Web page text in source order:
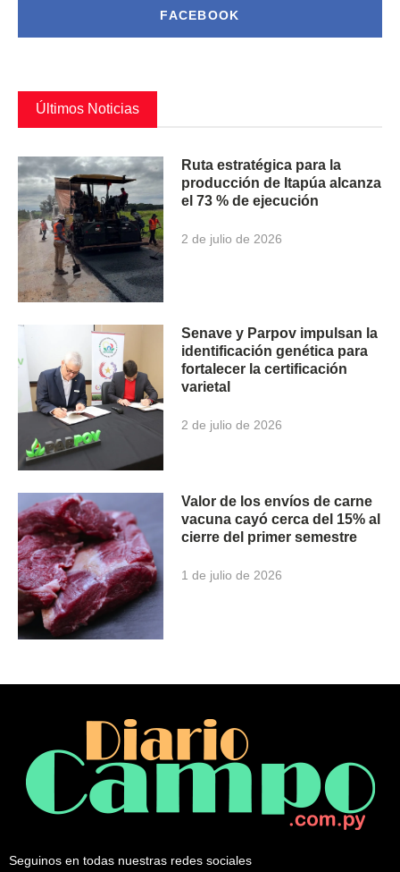
FACEBOOK
Últimos Noticias
Ruta estratégica para la
producción de Itapúa alcanza
el 73 % de ejecución
2 de julio de 2026
Senave y Parpov impulsan la
identificación genética para
fortalecer la certificación
varietal
2 de julio de 2026
Valor de los envíos de carne
vacuna cayó cerca del 15% al
cierre del primer semestre
1 de julio de 2026
Seguinos en todas nuestras redes sociales